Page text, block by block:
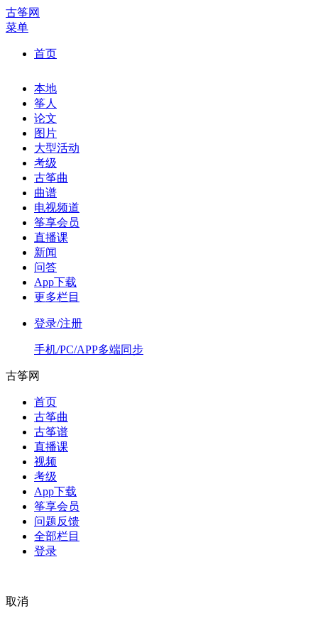
古筝网
菜单
首页
本地
筝人
论文
图片
大型活动
考级
古筝曲
曲谱
电视频道
筝享会员
直播课
新闻
问答
App下载
更多栏目
登录/注册
手机/PC/APP多端同步
古筝网
首页
古筝曲
古筝谱
直播课
视频
考级
App下载
筝享会员
问题反馈
全部栏目
登录
取消